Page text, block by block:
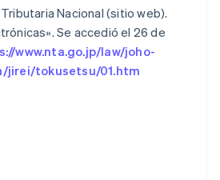
Nacional (sitio web).
Se accedió el 26 de
www.nta.go.jp/law/joho-
jirei/tokusetsu/01.htm